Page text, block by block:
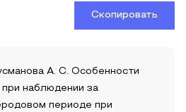
Скопировать
А. С. Особенности
при наблюдении за
периоде при